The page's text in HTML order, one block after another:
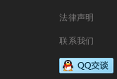
法律声明
联系我们